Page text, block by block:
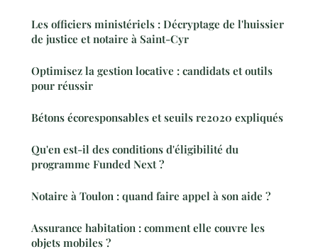
Les officiers ministériels : Décryptage de l'huissier
de justice et notaire à Saint-Cyr
Optimisez la gestion locative : candidats et outils
pour réussir
Bétons écoresponsables et seuils re2020 expliqués
Qu'en est-il des conditions d'éligibilité du
programme Funded Next ?
Notaire à Toulon : quand faire appel à son aide ?
Assurance habitation : comment elle couvre les
objets mobiles ?